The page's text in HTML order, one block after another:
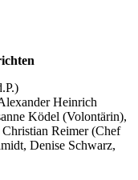
Heinrich
Ködel (Volontärin),
Reimer (Chef
Denise Schwarz,